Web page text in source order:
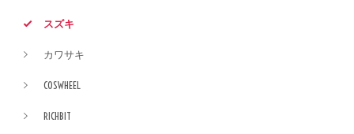
スズキ
カワサキ
COSWHEEL
RICHBIT